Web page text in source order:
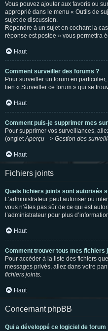
Vous pouvez ajouter aux favoris ou
approprié dans le menu « Outils de
sujet de discussion.
Répondre à un sujet en cochant la
réponse est postée » vous permettra
Haut
Comment surveiller des forums ?
Pour surveiller un forum en
lien « Surveiller ce forum » qui se
Haut
Comment puis-je supprimer mes
Pour supprimer vos surveillances,
(ongletAperçu --> Gestion des
Haut
Fichiers joints
Quels fichiers joints sont autorisés
L’administrateur peut autoriser ou
vous n’êtes pas sûr de ce qui est
l’administrateur pour plus
Haut
Comment trouver tous mes fichiers
Pour accéder à la liste des fichiers
messages privés, allez dans votre
fichiers joints.
Haut
Concernant phpBB
Qui a développé ce logiciel de forum